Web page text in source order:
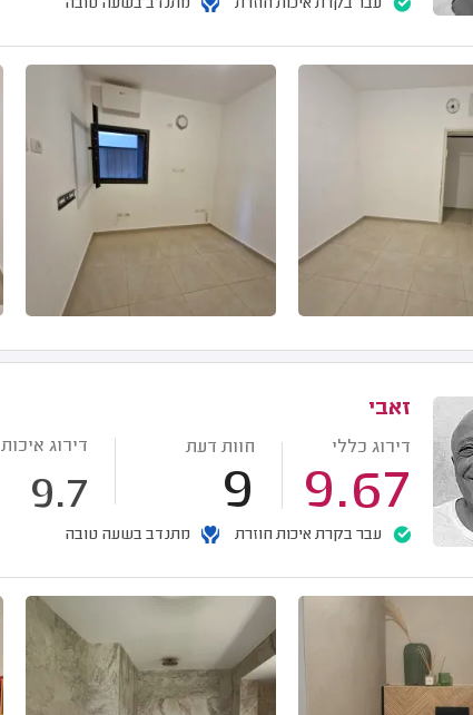
עבר בקרת איכות חוזרת מתנדב בשעה טובה
זאבי
דירוג כללי
9.67
חוות דעת
9
דירוג איכות
9.7
עבר בקרת איכות חוזרת מתנדב בשעה טובה